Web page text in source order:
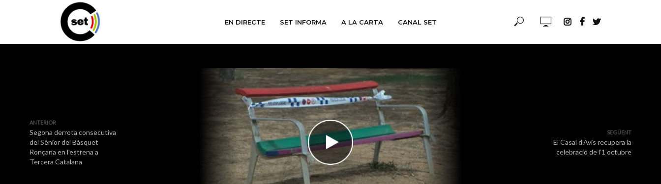
EN DIRECTE SET INFORMA A LA CARTA CANAL SET
ANTERIOR
Segona derrota consecutiva
del Sènior del Bàsquet
Ronçana en l’estrena a
Tercera Catalana
SEGÜENT
El Casal d’Avis recupera la
celebració de l’1 octubre